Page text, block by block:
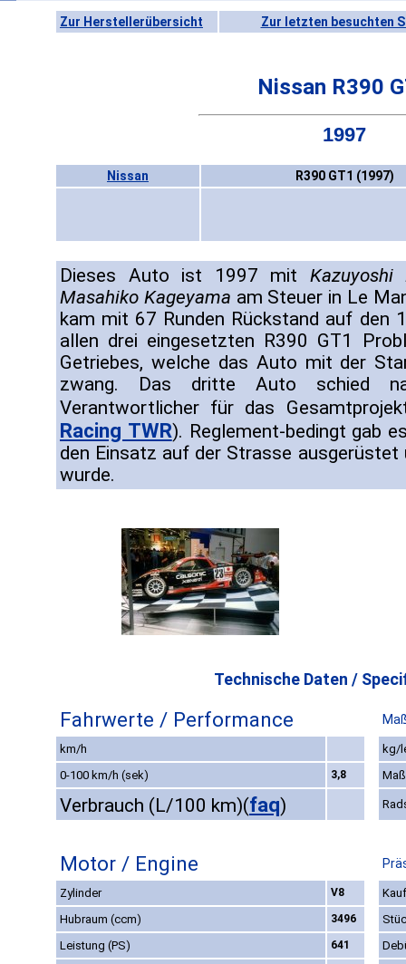
Zur Herstellerübersicht Zur letzten besuchten
Nissan R390
1997
Nissan R390 GT1 (1997)
Dieses Auto ist 1997 mit Kazuyoshi
Masahiko Kageyama am Steuer in Le
kam mit 67 Runden Rückstand auf den
allen drei eingesetzten R390 GT1
Getriebes, welche das Auto mit der
zwang. Das dritte Auto schied
Verantwortlicher für das
Racing TWR). Reglement-bedingt gab
den Einsatz auf der Strasse
wurde.
Technische Daten /
Fahrwerte / Performance
km/h
kg/
0-100 km/h (sek)
3,8
Verbrauch (L/100 km)(faq)
Motor / Engine
Zylinder V8
Hubraum (ccm)
3496
Leistung (PS)
641